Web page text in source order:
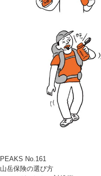
PEAKS No.161
山岳保険の選び方